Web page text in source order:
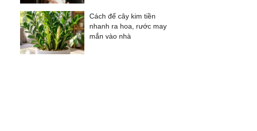
Cách để cây kim tiền
nhanh ra hoa, rước may
mắn vào nhà